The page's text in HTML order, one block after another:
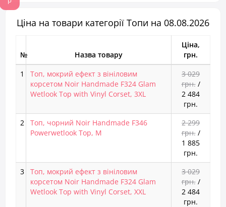
Ціна на товари категорії Топи на 08.08.2026
№ Назва товару
Ціна,
грн.
1
Топ, мокрий ефект з вініловим
корсетом Noir Handmade F324 Glam
Wetlook Top with Vinyl Corset, 3XL
3 029
грн./
2 484
грн.
2
Топ, чорний Noir Handmade F346
Powerwetlook Top, M
2 299
грн./
1 885
грн.
3
Топ, мокрий ефект з вініловим
корсетом Noir Handmade F324 Glam
Wetlook Top with Vinyl Corset, XXL
3 029
грн./
2 484
грн.